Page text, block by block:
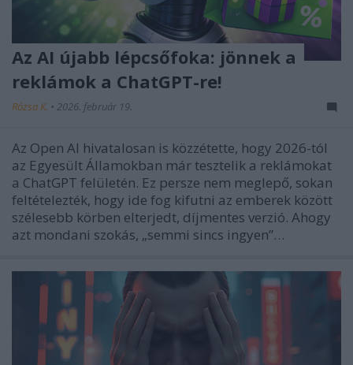
Az AI újabb lépcsőfoka: jönnek a
reklámok a ChatGPT-re!
Rózsa K. • 2026. február 19.
Az Open AI hivatalosan is közzétette, hogy 2026-tól
az Egyesült Államokban már tesztelik a reklámokat
a ChatGPT felületén. Ez persze nem meglepő, sokan
feltételezték, hogy ide fog kifutni az emberek között
szélesebb körben elterjedt, díjmentes verzió. Ahogy
azt mondani szokás, „semmi sincs ingyen”…